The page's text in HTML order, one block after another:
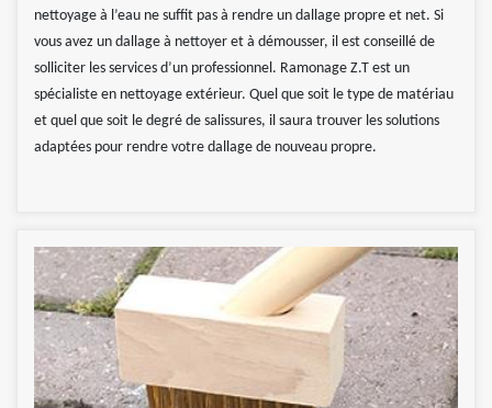
nettoyage à l’eau ne suffit pas à rendre un dallage propre et net. Si
vous avez un dallage à nettoyer et à démousser, il est conseillé de
solliciter les services d’un professionnel. Ramonage Z.T est un
spécialiste en nettoyage extérieur. Quel que soit le type de matériau
et quel que soit le degré de salissures, il saura trouver les solutions
adaptées pour rendre votre dallage de nouveau propre.